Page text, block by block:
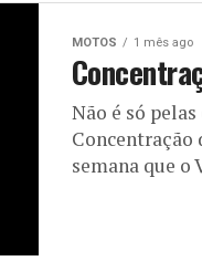
MOTOS 1 mês ago
Não é só
Concentração
semana que o